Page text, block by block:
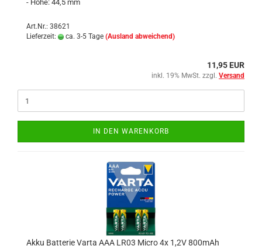
- Höhe: 44,5 mm
Art.Nr.: 38621
Lieferzeit:
ca. 3-5 Tage (Ausland abweichend)
11,95 EUR
inkl. 19% MwSt. zzgl. Versand
IN DEN WARENKORB
Akku Batterie Varta AAA LR03 Micro 4x 1,2V 800mAh